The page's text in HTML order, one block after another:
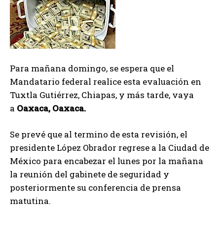
Para mañana domingo, se espera que el
Mandatario federal realice esta evaluación en
Tuxtla Gutiérrez, Chiapas, y más tarde, vaya
a Oaxaca, Oaxaca.
Se prevé que al termino de esta revisión, el
presidente López Obrador regrese a la Ciudad de
México para encabezar el lunes por la mañana
la reunión del gabinete de seguridad y
posteriormente su conferencia de prensa
matutina.